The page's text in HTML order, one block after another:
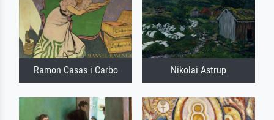
Ramon Casas i Carbo Nikolai Astrup